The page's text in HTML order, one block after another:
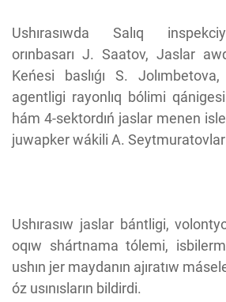
Ushırasıwda Salıq
orınbasarı J. Saatov, Jaslar
Keńesi baslıǵı S.
agentligi rayonlıq bólimi
hám 4-sektordıń jaslar menen
juwapker wákili A. Seytmuratovlar
Ushırasıw jaslar bántligi,
oqıw shártnama tólemi,
ushın jer maydanın ajıratıw
óz usınısların bildirdi.